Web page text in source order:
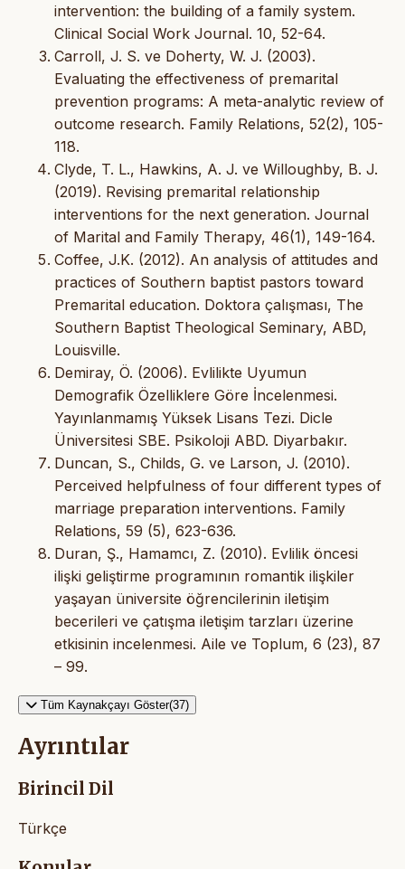
intervention: the building of a family system.
Clinical Social Work Journal. 10, 52-64.
Carroll, J. S. ve Doherty, W. J. (2003).
Evaluating the effectiveness of premarital
prevention programs: A meta-analytic review of
outcome research. Family Relations, 52(2), 105-
118.
Clyde, T. L., Hawkins, A. J. ve Willoughby, B. J.
(2019). Revising premarital relationship
interventions for the next generation. Journal
of Marital and Family Therapy, 46(1), 149-164.
Coffee, J.K. (2012). An analysis of attitudes and
practices of Southern baptist pastors toward
Premarital education. Doktora çalışması, The
Southern Baptist Theological Seminary, ABD,
Louisville.
Demiray, Ö. (2006). Evlilikte Uyumun
Demografik Özelliklere Göre İncelenmesi.
Yayınlanmamış Yüksek Lisans Tezi. Dicle
Üniversitesi SBE. Psikoloji ABD. Diyarbakır.
Duncan, S., Childs, G. ve Larson, J. (2010).
Perceived helpfulness of four different types of
marriage preparation interventions. Family
Relations, 59 (5), 623-636.
Duran, Ş., Hamamcı, Z. (2010). Evlilik öncesi
ilişki geliştirme programının romantik ilişkiler
yaşayan üniversite öğrencilerinin iletişim
becerileri ve çatışma iletişim tarzları üzerine
etkisinin incelenmesi. Aile ve Toplum, 6 (23), 87
– 99.
Tüm Kaynakçayı Göster(37)
Ayrıntılar
Birincil Dil
Türkçe